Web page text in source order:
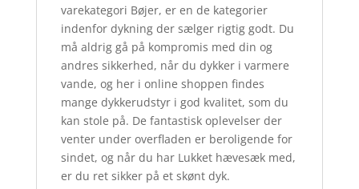
varekategori Bøjer, er en de kategorier
indenfor dykning der sælger rigtig godt. Du
må aldrig gå på kompromis med din og
andres sikkerhed, når du dykker i varmere
vande, og her i online shoppen findes
mange dykkerudstyr i god kvalitet, som du
kan stole på. De fantastisk oplevelser der
venter under overfladen er beroligende for
sindet, og når du har Lukket hævesæk med,
er du ret sikker på et skønt dyk.